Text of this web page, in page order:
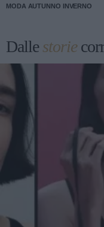
MODA AUTUNNO INVERNO
Dallestorie